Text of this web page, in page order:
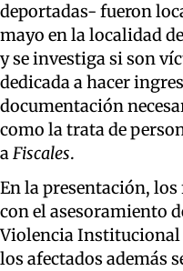
deportadas- fueron
mayo en la localidad
y se investiga si son
dedicada a hacer
documentación
como la trata de
aFiscales.
En la presentación,
con el asesoramiento
Violencia Institucional
los afectados además